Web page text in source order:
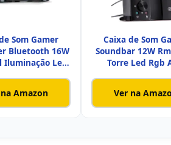
Som Gamer
Bluetooth 16W
Iluminação Led
Amazon
Caixa de Som
Soundbar 12W
Torre Led Rgb
Ver na